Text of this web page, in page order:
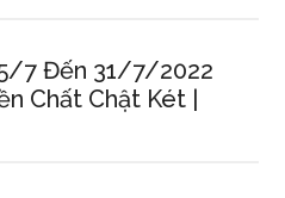
7 Đến 31/7/2022
Chất Chật Két |